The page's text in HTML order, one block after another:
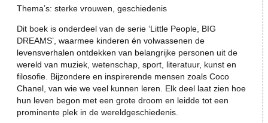
Thema’s: sterke vrouwen, geschiedenis
Dit boek is onderdeel van de serie ‘Little People, BIG
DREAMS’, waarmee kinderen én volwassenen de
levensverhalen ontdekken van belangrijke personen uit de
wereld van muziek, wetenschap, sport, literatuur, kunst en
filosofie. Bijzondere en inspirerende mensen zoals Coco
Chanel, van wie we veel kunnen leren. Elk deel laat zien hoe
hun leven begon met een grote droom en leidde tot een
prominente plek in de wereldgeschiedenis.